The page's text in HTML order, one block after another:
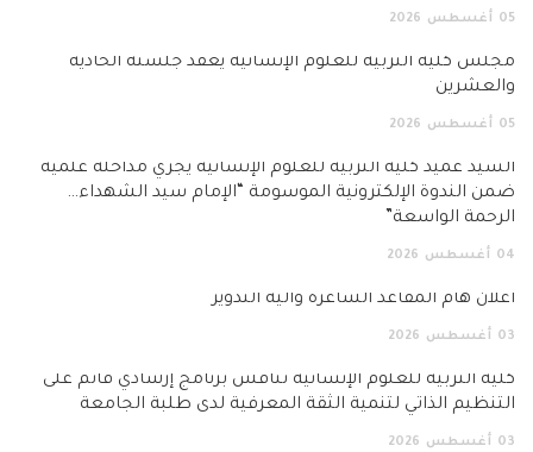
05 أغسطس 2026
مجلس كلية التربية للعلوم الإنسانية يعقد جلسته الحادية
والعشرين
05 أغسطس 2026
السيد عميد كلية التربية للعلوم الإنسانية يجري مداخلة علمية
ضمن الندوة الإلكترونية الموسومة “الإمام سيد الشهداء…
الرحمة الواسعة”
04 أغسطس 2026
اعلان هام المقاعد الشاغرة وآلية التدوير
03 أغسطس 2026
كلية التربية للعلوم الإنسانية تناقش برنامج إرشادي قائم على
التنظيم الذاتي لتنمية الثقة المعرفية لدى طلبة الجامعة
03 أغسطس 2026